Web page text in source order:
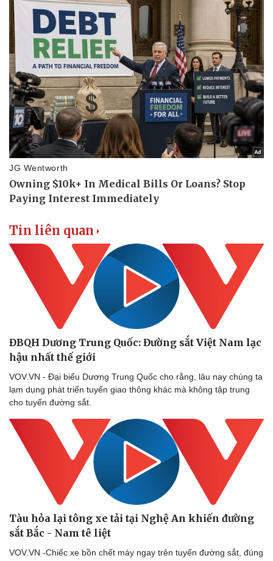
Thể thao
Bóng đá
Lịch thi đấu bóng đá
Thế giới thể thao
eSports
Hậu trường
Ô tô - Xe máy
Ô tô
Xe máy
Tư vấn
Tin liên quan
ĐBQH Dương Trung Quốc: Đường sắt Việt Nam lạc
hậu nhất thế giới
VOV.VN - Đại biểu Dương Trung Quốc cho rằng, lâu nay chúng ta
lạm dụng phát triển tuyến giao thông khác mà không tập trung
cho tuyến đường sắt.
Tàu hỏa lại tông xe tải tại Nghệ An khiến đường
sắt Bắc - Nam tê liệt
VOV.VN -Chiếc xe bồn chết máy ngay trên tuyến đường sắt, đúng